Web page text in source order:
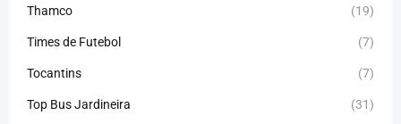
Thamco (19)
Times de Futebol (7)
Tocantins (7)
Top Bus Jardineira (31)